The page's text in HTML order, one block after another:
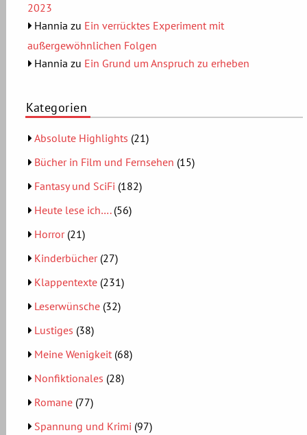
2023
Hannia zu Ein verrücktes Experiment mit
außergewöhnlichen Folgen
Hannia zu Ein Grund um Anspruch zu erheben
Kategorien
Absolute Highlights (21)
Bücher in Film und Fernsehen (15)
Fantasy und SciFi (182)
Heute lese ich….(56)
Horror(21)
Kinderbücher(27)
Klappentexte (231)
Leserwünsche (32)
Lustiges (38)
Meine Wenigkeit (68)
Nonfiktionales (28)
Romane (77)
Spannung und Krimi (97)